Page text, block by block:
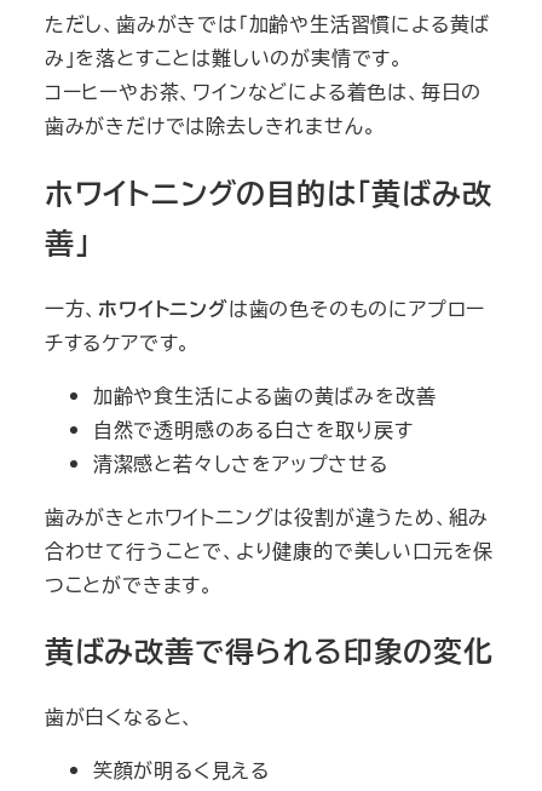
ただし、歯みがきでは「加齢や生活習慣による黄ば
み」を落とすことは難しいのが実情です。
コーヒーやお茶、ワインなどによる着色は、毎日の
歯みがきだけでは除去しきれません。
ホワイトニングの目的は「黄ばみ改
善」
一方、ホワイトニングは歯の色そのものにアプロー
チするケアです。
加齢や食生活による歯の黄ばみを改善
自然で透明感のある白さを取り戻す
清潔感と若々しさをアップさせる
歯みがきとホワイトニングは役割が違うため、組み
合わせて行うことで、より健康的で美しい口元を保
つことができます。
黄ばみ改善で得られる印象の変化
歯が白くなると、
笑顔が明るく見える